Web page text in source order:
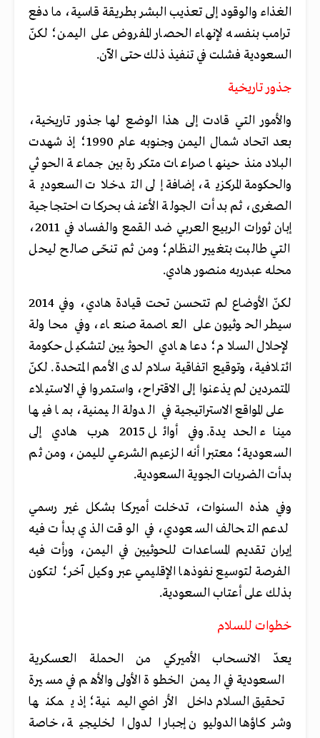
الغذاء والوقود إلى تعذيب البشر بطريقة قاسية، ما دفع
ترامب بنفسه لإنهاء الحصار المفروض على اليمن؛ لكنّ
السعودية فشلت في تنفيذ ذلك حتى الآن.
جذور تاريخية
والأمور التي قادت إلى هذا الوضع لها جذور تاريخية،
بعد اتحاد شمال اليمن وجنوبه عام 1990؛ إذ شهدت
البلاد منذ حينها صراعات متكررة بين جماعة الحوثي
والحكومة المركزية، إضافة إلى التدخلات السعودية
الصغرى، ثم بدأت الجولة الأعنف بحركات احتجاجية
إبان ثورات الربيع العربي ضد القمع والفساد في 2011،
التي طالبت بتغيير النظام؛ ومن ثم تنحّى صالح ليحل
محله عبدربه منصور هادي.
لكنّ الأوضاع لم تتحسن تحت قيادة هادي، وفي 2014
سيطر الحوثيون على العاصمة صنعاء، وفي محاولة
لإحلال السلام؛ دعا هادي الحوثيين لتشكيل حكومة
ائتلافية، وتوقيع اتفاقية سلام لدى الأمم المتحدة. لكنّ
المتمردين لم يذعنوا إلى الاقتراح، واستمروا في الاستيلاء
على المواقع الاستراتيجية في الدولة اليمنية، بما فيها
ميناء الحديدة. وفي أوائل 2015 هرب هادي إلى
السعودية؛ معتبرا أنه الزعيم الشرعي لليمن، ومن ثم
بدأت الضربات الجوية السعودية.
وفي هذه السنوات، تدخلت أميركا بشكل غير رسمي
لدعم التحالف السعودي، في الوقت الذي بدأت فيه
إيران تقديم المساعدات للحوثيين في اليمن، ورأت فيه
الفرصة لتوسيع نفوذها الإقليمي عبر وكيل آخر؛ لتكون
بذلك على أعتاب السعودية.
خطوات للسلام
يعدّ الانسحاب الأميركي من الحملة العسكرية
السعودية في اليمن الخطوة الأولى والأهم في مسيرة
تحقيق السلام داخل الأراضي اليمنية؛ إذ يمكنها
وشركاؤها الدوليون إجبار الدول الخليجية، خاصة